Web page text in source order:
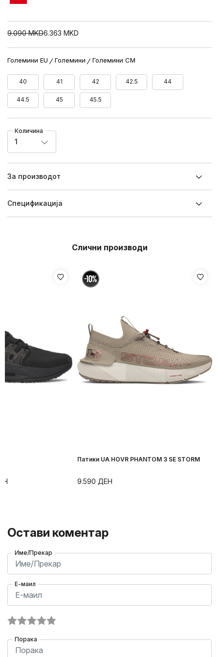
9.090 MKD6.363 MKD
Големини EU Големини Големини CM
40 41 42 42.5 44
44.5 45 45.5
Количина
1
За производот
Спецификацијa
Слични производи
Патики UA HOVR PHANTOM 3 SE STORM
9.590 ДЕН
Остави коментар
Име/Прекар
Е-маил
Порака